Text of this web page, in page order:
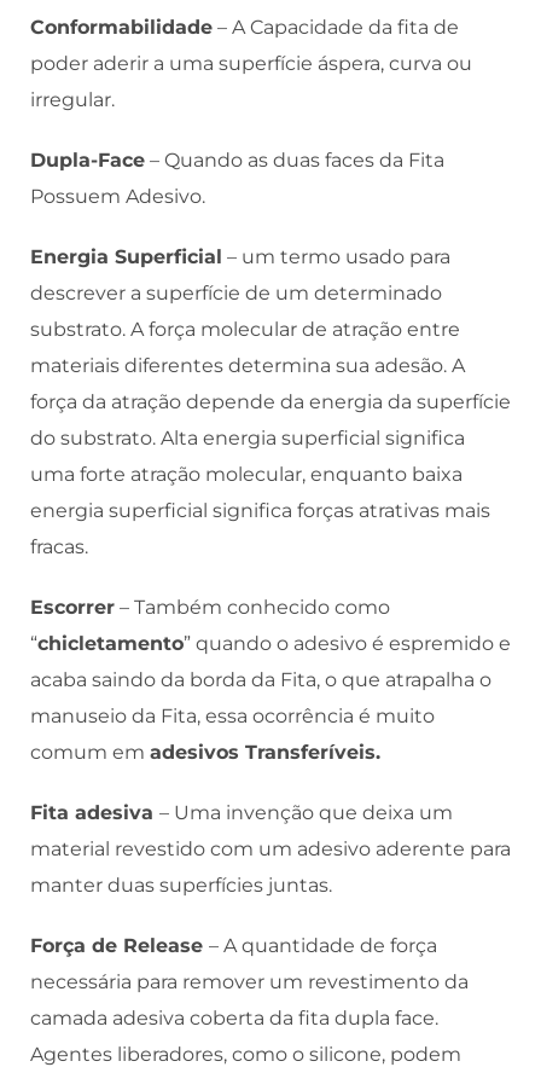
Conformabilidade – A Capacidade da fita de
poder aderir a uma superfície áspera, curva ou
irregular.
Dupla-Face – Quando as duas faces da Fita
Possuem Adesivo.
Energia Superficial – um termo usado para
descrever a superfície de um determinado
substrato. A força molecular de atração entre
materiais diferentes determina sua adesão. A
força da atração depende da energia da superfície
do substrato. Alta energia superficial significa
uma forte atração molecular, enquanto baixa
energia superficial significa forças atrativas mais
fracas.
Escorrer – Também conhecido como
“chicletamento” quando o adesivo é espremido e
acaba saindo da borda da Fita, o que atrapalha o
manuseio da Fita, essa ocorrência é muito
comum em adesivos Transferíveis.
Fita adesiva – Uma invenção que deixa um
material revestido com um adesivo aderente para
manter duas superfícies juntas.
Força de Release – A quantidade de força
necessária para remover um revestimento da
camada adesiva coberta da fita dupla face.
Agentes liberadores, como o silicone, podem